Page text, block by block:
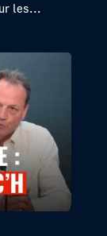
les...